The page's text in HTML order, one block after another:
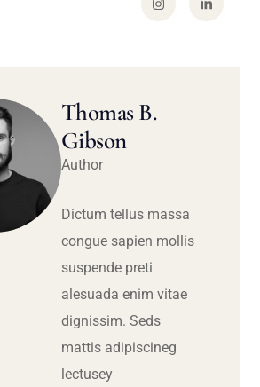
Thomas B.
Gibson
Author
Dictum tellus massa
congue sapien mollis
suspende preti
alesuada enim vitae
dignissim. Seds
mattis adipiscineg
lectusey